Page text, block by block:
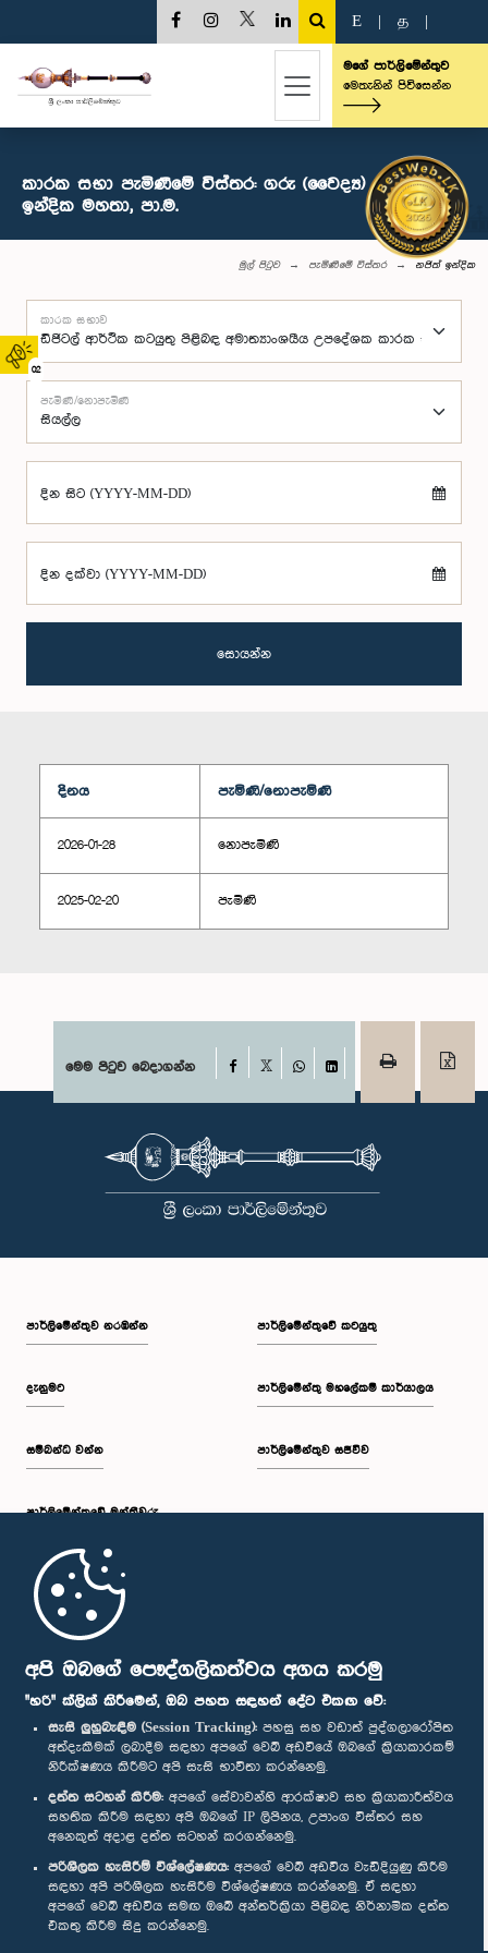
අපි ඔබගේ පෞද්ගලිකත්වය අගය කරමු
"හරි" ක්ලික් කිරීමෙන්, ඔබ පහත සඳහන් දේට එකඟ වේ:
සැසි ලුහුබැඳීම (Session Tracking): පහසු සහ වඩාත් පුද්ගලාරෝපිත
අත්දැකීමක් ලබාදීම සඳහා අපගේ වෙබ් අඩවියේ ඔබගේ ක්‍රියාකාරකම්
නිරීක්ෂණය කිරීමට අපි සැසි භාවිතා කරන්නෙමු.
දත්ත සටහන් කිරීම: අපගේ සේවාවන්හි ආරක්ෂාව සහ ක්‍රියාකාරීත්වය
සහතික කිරීම සඳහා අපි ඔබගේ IP ලිපිනය, උපාංග විස්තර සහ
අනෙකුත් අදාළ දත්ත සටහන් කරගන්නෙමු.
පරිශීලක හැසිරීම් විශ්ලේෂණය: අපගේ වෙබ් අඩවිය වැඩිදියුණු කිරීම
සඳහා අපි පරිශීලක හැසිරීම විශ්ලේෂණය කරන්නෙමු. ඒ සඳහා
අපගේ වෙබ් අඩවිය සමඟ ඔබේ අන්තර්ක්‍රියා පිළිබඳ නිර්නාමික දත්ත
එකතු කිරීම සිදු කරන්නෙමු.
02
E த
මගේ පාර්ලිමේන්තුව
මෙතැනින් පිවිසෙන්න
කාරක සභා පැමිණීමේ විස්තර: ගරු (වෛද්‍ය) නජිත්
ඉන්දික මහතා, පා.ම.
මුල් පිටුව පැමිණීමේ විස්තර නජිත් ඉන්දික
කාරක සභාව
පැමිණි/නොපැමිණි
දින සිට (YYYY-MM-DD)
දින දක්වා (YYYY-MM-DD)
සොයන්න
දිනය පැමිණි/නොපැමිණි
2026-01-28 නොපැමිණි
2025-02-20 පැමිණි
මෙම පිටුව බෙදාගන්න Facebook
WhatsAppLinkedIn
පාර්ලි‌මේන්තුව නරඹන්න
දැනුමට
සම්බන්ධ වන්න
පාර්ලි‌මේන්තුවේ මන්ත්‍රීවරු
මුල් පිටුව
පාර්ලිමේන්තුවේ කටයුතු
පාර්ලිමේන්තු මහලේකම් කාර්යාලය
පාර්ලිමේන්තුව සජීවීව
පාර්ලිමේන්තු ජංගම යෙදුම
අප හා සම්බන්ධ වී සිටින්න :
සම්මාන
පෞද්ගලිකත්ව ප්‍රතිපත්තිය